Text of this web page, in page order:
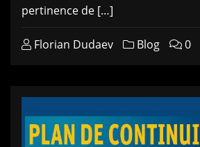
pertinence de […]
Florian Dudaev Blog 0